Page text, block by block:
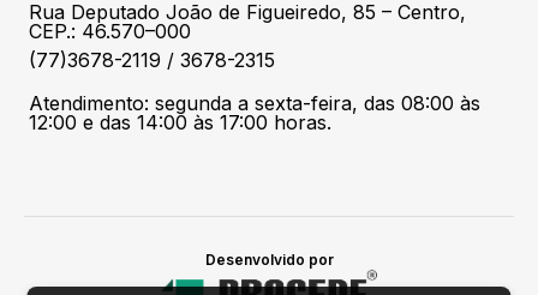
Rua Deputado João de Figueiredo, 85 – Centro,
CEP.: 46.570–000
(77)3678-2119 / 3678-2315
Atendimento: segunda a sexta-feira, das 08:00 às
12:00 e das 14:00 às 17:00 horas.
Desenvolvido por